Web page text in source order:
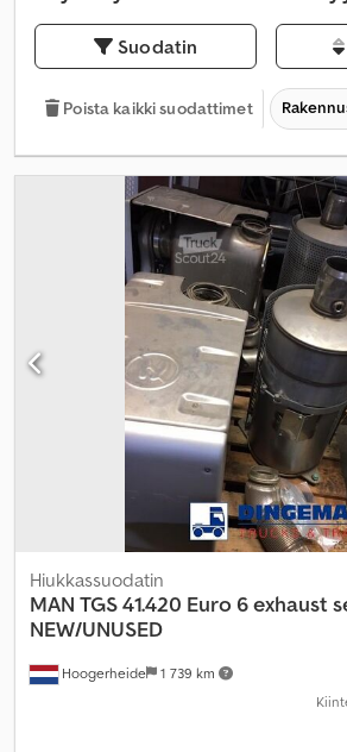
Suodatin
Poista kaikki suodattimet
Hoogerheide 1 739 km
Hiukkassuodatin
MAN TGS 41.420 Euro 6 exhaust
NEW/UNUSED